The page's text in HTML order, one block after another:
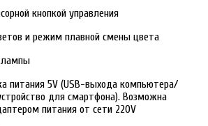
кнопкой управления
и режим плавной смены цвета
лампы
питания 5V (USB-выхода компьютера/
для смартфона). Возможна
питания от сети 220V